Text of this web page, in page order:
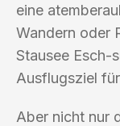
eine
Wandern oder
Stausee Esch-
Ausflugsziel
Aber nicht nur